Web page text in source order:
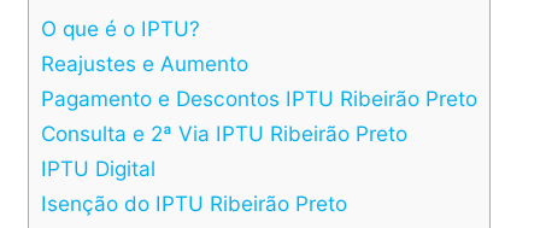
O que é o IPTU?
Reajustes e Aumento
Pagamento e Descontos IPTU Ribeirão Preto
Consulta e 2ª Via IPTU Ribeirão Preto
IPTU Digital
Isenção do IPTU Ribeirão Preto